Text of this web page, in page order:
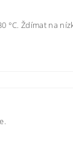
°C. Ždímat na